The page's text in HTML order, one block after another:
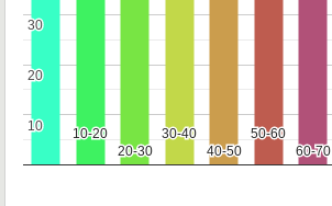
10-20
10-20
20-30
20-30
30-40
30-40
40-50
40-50
50-60
50-60
60-70
60-70
10
10
20
20
30
30